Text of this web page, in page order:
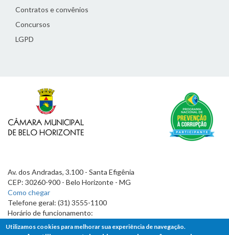
Contratos e convênios
Concursos
LGPD
Av. dos Andradas, 3.100 - Santa Efigênia
CEP: 30260-900 - Belo Horizonte - MG
Como chegar
Telefone geral: (31) 3555-1100
Horário de funcionamento:
7h às 19h
Utilizamos cookies para melhorar sua experiência de navegação.